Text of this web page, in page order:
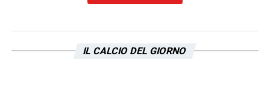
IL CALCIO DEL GIORNO